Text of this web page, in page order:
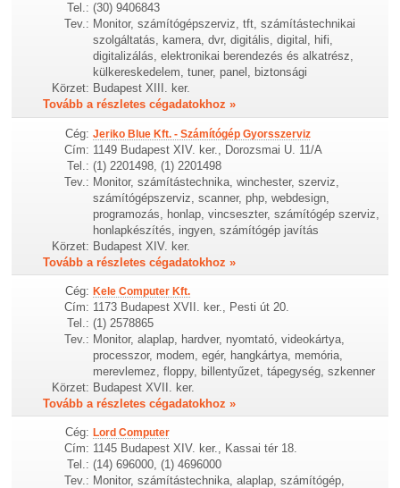
Tel.: (30) 9406843
Tev.: Monitor, számítógépszerviz, tft, számítástechnikai
szolgáltatás, kamera, dvr, digitális, digital, hifi,
digitalizálás, elektronikai berendezés és alkatrész,
külkereskedelem, tuner, panel, biztonsági
Körzet: Budapest XIII. ker.
Tovább a részletes cégadatokhoz »
Cég: Jeriko Blue Kft. - Számítógép Gyorsszerviz
Cím: 1149 Budapest XIV. ker., Dorozsmai U. 11/A
Tel.: (1) 2201498, (1) 2201498
Tev.: Monitor, számítástechnika, winchester, szerviz,
számítógépszerviz, scanner, php, webdesign,
programozás, honlap, vincseszter, számítógép szerviz,
honlapkészítés, ingyen, számítógép javítás
Körzet: Budapest XIV. ker.
Tovább a részletes cégadatokhoz »
Cég: Kele Computer Kft.
Cím: 1173 Budapest XVII. ker., Pesti út 20.
Tel.: (1) 2578865
Tev.: Monitor, alaplap, hardver, nyomtató, videokártya,
processzor, modem, egér, hangkártya, memória,
merevlemez, floppy, billentyűzet, tápegység, szkenner
Körzet: Budapest XVII. ker.
Tovább a részletes cégadatokhoz »
Cég: Lord Computer
Cím: 1145 Budapest XIV. ker., Kassai tér 18.
Tel.: (14) 696000, (1) 4696000
Tev.: Monitor, számítástechnika, alaplap, számítógép,